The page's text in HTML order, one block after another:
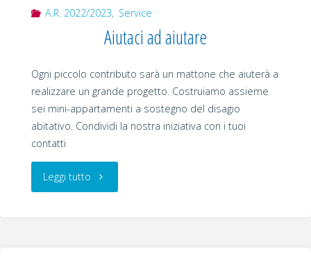
A.R. 2022/2023, Service
Aiutaci ad aiutare
Ogni piccolo contributo sarà un mattone che aiuterà a
realizzare un grande progetto. Costruiamo assieme
sei mini-appartamenti a sostegno del disagio
abitativo. Condividi la nostra iniziativa con i tuoi
contatti
Leggi tutto "Aiutaci